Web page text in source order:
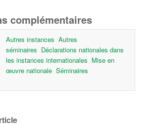
complémentaires
Autres instances Autres
séminaires Déclarations nationales dans
les instances internationales Mise en
œuvre nationale Séminaires